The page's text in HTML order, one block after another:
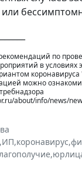
по
в условиях
можно
about/info/news/
,ИП,коронавирус,
,